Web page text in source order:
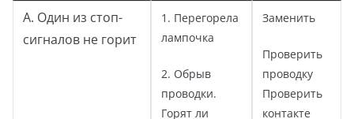
А. Один из стоп-
сигналов не горит
1. Перегорела
лампочка
2. Обрыв
проводки.
Горят ли
Заменить
Проверить
проводку
Проверить
контакте